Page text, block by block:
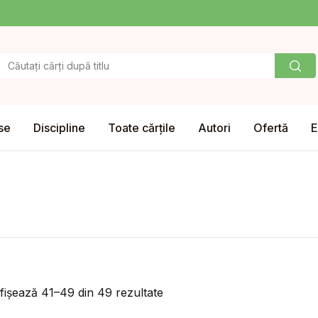
Discipline Toate cărțile Autori Ofertă
41–49 din 49 rezultate